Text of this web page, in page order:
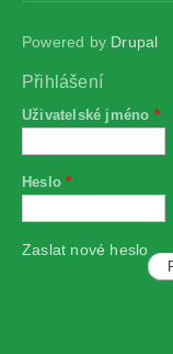
Powered by Drupal
Přihlášení
Uživatelské jméno *
Heslo*
Zaslat nové heslo